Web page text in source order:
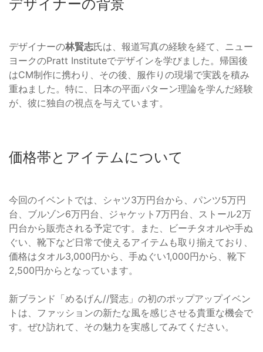
デザイナーの背景
デザイナーの林賢志氏は、報道写真の経験を経て、ニュー
ヨークのPratt Instituteでデザインを学びました。帰国後
はCM制作に携わり、その後、服作りの現場で実践を積み
重ねました。特に、日本の平面パターン理論を学んだ経験
が、彼に独自の視点を与えています。
価格帯とアイテムについて
今回のイベントでは、シャツ3万円台から、パンツ5万円
台、ブルゾン6万円台、ジャケット7万円台、ストール2万
円台から販売される予定です。また、ビーチタオルや手ぬ
ぐい、靴下など日常で使えるアイテムも取り揃えており、
価格はタオル3,000円から、手ぬぐい1,000円から、靴下
2,500円からとなっています。
新ブランド「めるげん//賢志」の初のポップアップイベン
トは、ファッションの新たな風を感じさせる貴重な機会で
す。ぜひ訪れて、その魅力を実感してみてください。